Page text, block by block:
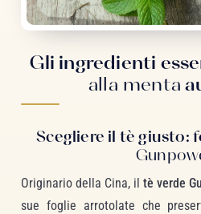
Gli ingredienti
alla menta
Scegliere il tè giusto:
Originario della Cina, il tè verde
sue foglie arrotolate che